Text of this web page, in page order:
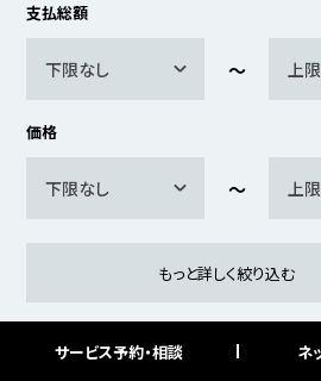
支払総額
下限なし 上
価格
下限なし 上
もっと詳しく絞り込む
検索
サービス予約・相談 ネ